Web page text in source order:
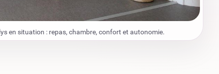
en situation : repas, chambre, confort et autonomie.